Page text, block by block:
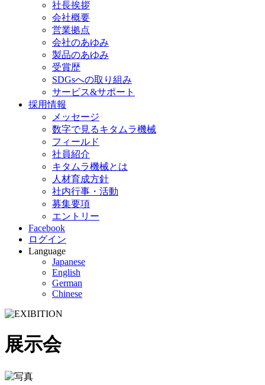
社長挨拶
会社概要
営業拠点
会社のあゆみ
製品のあゆみ
受賞歴
SDGsへの取り組み
サービス&サポート
採用情報
メッセージ
数字で見るキタムラ機械
フィールド
社員紹介
キタムラ機械とは
人材育成方針
社内行事・活動
募集要項
エントリー
Facebook
ログイン
Language
Japanese
English
German
Chinese
展示会